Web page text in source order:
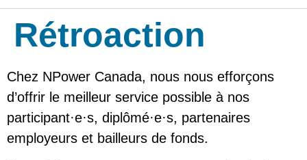
Rétroaction
Chez NPower Canada, nous nous efforçons
d’offrir le meilleur service possible à nos
participant·e·s, diplômé·e·s, partenaires
employeurs et bailleurs de fonds.